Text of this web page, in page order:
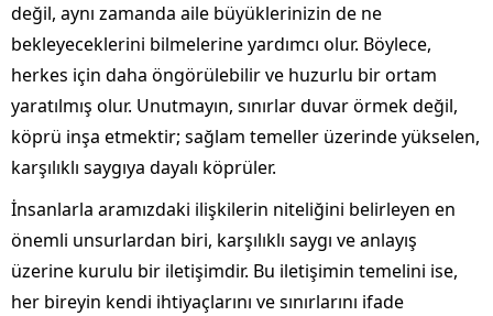
değil, aynı zamanda aile büyüklerinizin de ne
bekleyeceklerini bilmelerine yardımcı olur. Böylece,
herkes için daha öngörülebilir ve huzurlu bir ortam
yaratılmış olur. Unutmayın, sınırlar duvar örmek değil,
köprü inşa etmektir; sağlam temeller üzerinde yükselen,
karşılıklı saygıya dayalı köprüler.
İnsanlarla aramızdaki ilişkilerin niteliğini belirleyen en
önemli unsurlardan biri, karşılıklı saygı ve anlayış
üzerine kurulu bir iletişimdir. Bu iletişimin temelini ise,
her bireyin kendi ihtiyaçlarını ve sınırlarını ifade